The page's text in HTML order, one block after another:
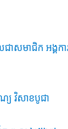
ជាសមាជិក អង្គ
វិសាខបូជា